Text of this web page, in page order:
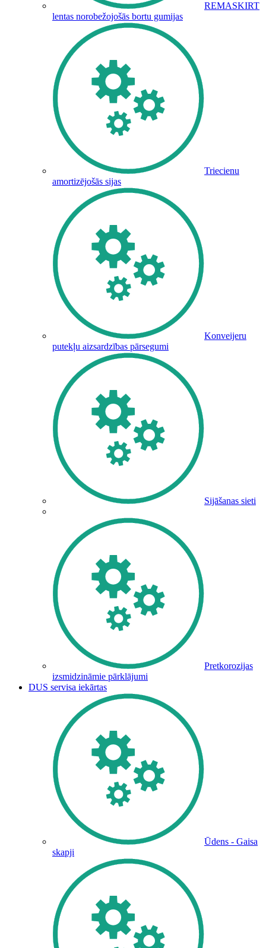
REMASKIRT
lentas norobežojošās bortu gumijas
Triecienu
amortizējošās sijas
Konveijeru
putekļu aizsardzības pārsegumi
Sijāšanas sieti
Pretkorozijas
izsmidzināmie pārklājumi
DUS servisa iekārtas
Ūdens - Gaisa
skapji